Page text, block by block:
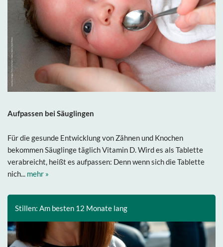
Aufpassen bei Säuglingen
Für die gesunde Entwicklung von Zähnen und Knochen
bekommen Säuglinge täglich Vitamin D. Wird es als Tablette
verabreicht, heißt es aufpassen: Denn wenn sich die Tablette
nich... mehr »
Stillen: Am besten 12 Monate lang